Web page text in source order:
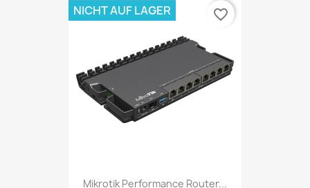
Mikrotik Performance Router...
NICHT AUF LAGER favorite_border